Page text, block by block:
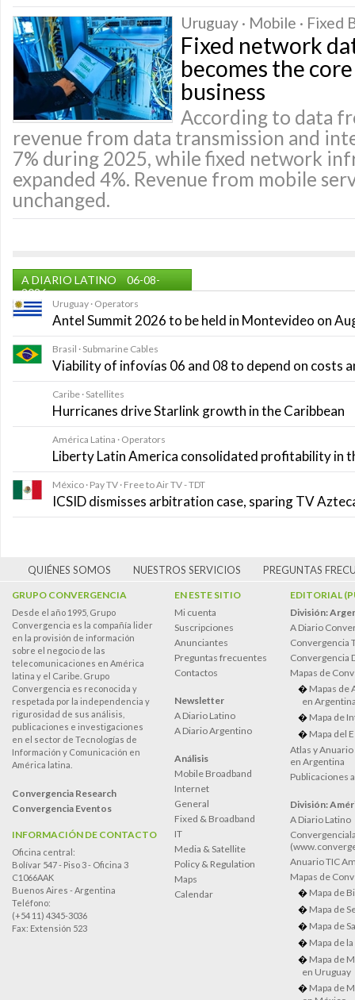
Uruguay · Mobile · Fixed
Fixed network
becomes the
business
According to data
revenue from data transmission and
7% during 2025, while fixed network
expanded 4%. Revenue from mobile
unchanged.
A DIARIO LATINO
06-08-
2026
Uruguay · Operators
Antel Summit 2026 to be held in Montevideo on
Brasil · Submarine Cables
Viability of infovías 06 and 08 to depend on costs
Caribe · Satellites
Hurricanes drive Starlink growth in the Caribbean
América Latina · Operators
Liberty Latin America consolidated profitability in
México · Pay TV · Free to Air TV - TDT
ICSID dismisses arbitration case, sparing TV
QUIÉNES SOMOS NUESTROS SERVICIOS PREGUNTAS
GRUPO CONVERGENCIA
Desde el año 1995, Grupo
Convergencia es la compañía lider
en la provisión de información
sobre el negocio de las
telecomunicaciones en América
latina y el Caribe. Grupo
Convergencia es reconocida y
respetada por la independencia y
rigurosidad de sus análisis,
publicaciones e investigaciones
en el sector de Tecnologías de
Información y Comunicación en
América latina.
Convergencia Research
Convergencia Eventos
INFORMACIÓN DE CONTACTO
Oficina central:
Bolívar 547 - Piso 3 - Oficina 3
C1066AAK
Buenos Aires - Argentina
Teléfono:
(+54 11) 4345-3036
Fax: Extensión 523
EN ESTE SITIO
Mi cuenta
Suscripciones
Anunciantes
Preguntas frecuentes
Contactos
Newsletter
A Diario Latino
A Diario Argentino
Análisis
Mobile Broadband
Internet
General
Fixed & Broadband
IT
Media & Satellite
Policy & Regulation
Maps
Calendar
EDITORIAL
División:
A Diario
Convergencia
Convergencia
Mapas de
Mapas de
en
Mapa de
Mapa del
Atlas y
en Argentina
Publicaciones
División:
A Diario Latino
Anuario TIC
Mapas de
Mapa de
Mapa de
Mapa de
Mapa de
Mapa de
en Uruguay
Mapa de